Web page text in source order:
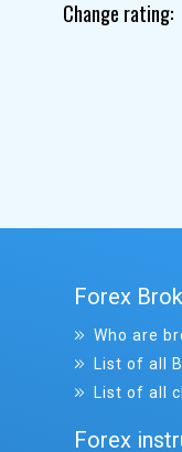
Change rating:
Forex
Who are
List of all
List of all
Forex